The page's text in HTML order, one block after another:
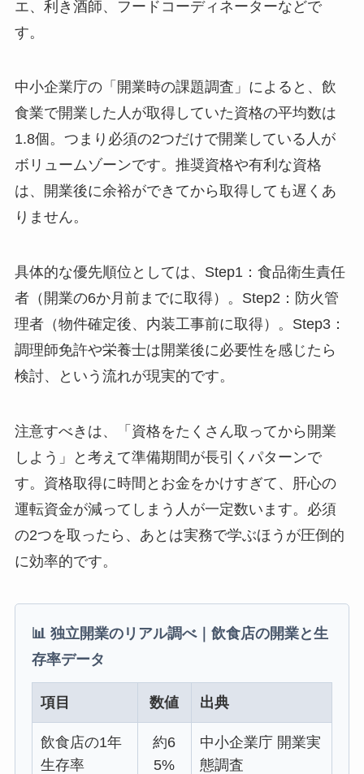
エ、利き酒師、フードコーディネーターなどで
す。
中小企業庁の「開業時の課題調査」によると、飲
食業で開業した人が取得していた資格の平均数は
1.8個。つまり必須の2つだけで開業している人が
ボリュームゾーンです。推奨資格や有利な資格
は、開業後に余裕ができてから取得しても遅くあ
りません。
具体的な優先順位としては、Step1：食品衛生責任
者（開業の6か月前までに取得）。Step2：防火管
理者（物件確定後、内装工事前に取得）。Step3：
調理師免許や栄養士は開業後に必要性を感じたら
検討、という流れが現実的です。
注意すべきは、「資格をたくさん取ってから開業
しよう」と考えて準備期間が長引くパターンで
す。資格取得に時間とお金をかけすぎて、肝心の
運転資金が減ってしまう人が一定数います。必須
の2つを取ったら、あとは実務で学ぶほうが圧倒的
に効率的です。
📊 独立開業のリアル調べ｜飲食店の開業と生
存率データ
項目 数値 出典
飲食店の1年
生存率
約6
5%
中小企業庁 開業実
態調査